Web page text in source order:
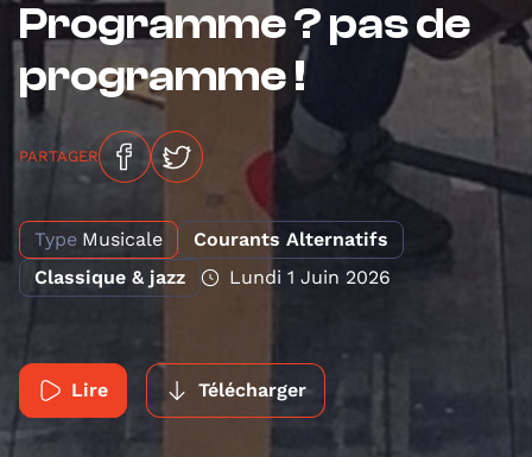
Programme ? pas de
programme !
PARTAGER
Type Musicale
Courants Alternatifs
Classique & jazz
Lundi 1 Juin 2026
Lire Télécharger